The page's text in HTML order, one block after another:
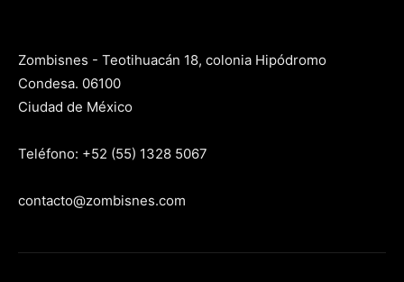
Zombisnes - Teotihuacán 18, colonia Hipódromo
Condesa. 06100
Ciudad de México
Teléfono: +52 (55) 1328 5067
contacto@zombisnes.com